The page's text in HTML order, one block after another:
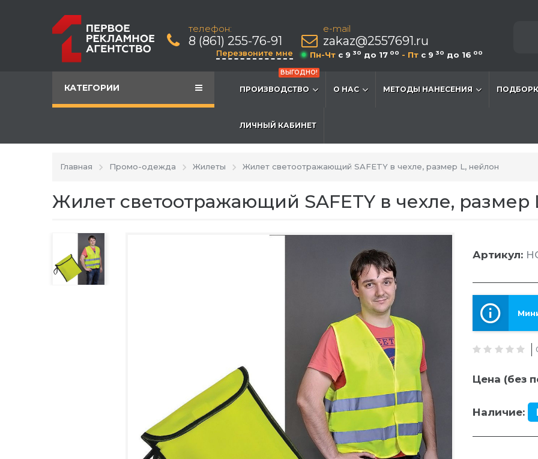
телефон:
8 (861) 255-76-91
Перезвоните мне
e-mail
zakaz@2557691.ru
Пн-Чт c 9 30 до 17 00 - Пт c 9 30 до 16 00
КАТЕГОРИИ
ВЫГОДНО!
ПРОИЗВОДСТВО О НАС МЕТОДЫ НАНЕСЕНИЯ
ЛИЧНЫЙ КАБИНЕТ
Главная Промо-одежда Жилеты Жилет светоотражающий SAFETY в чехле, размер L, нейлон
Жилет светоотражающий SAFETY в чехле, размер
Артикул:
Цена (без
Наличие: